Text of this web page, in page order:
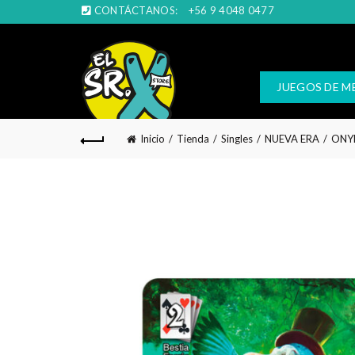
CONTÁCTANOS: +56 9 4048 0477
JUEGOS DE
Inicio Tienda Singles NUEVA ERA